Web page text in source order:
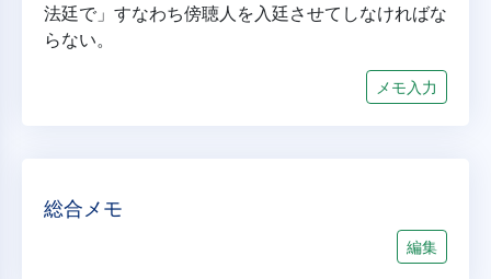
法廷で」すなわち傍聴人を入廷させてしなければな
らない。
メモ入力
総合メモ
編集